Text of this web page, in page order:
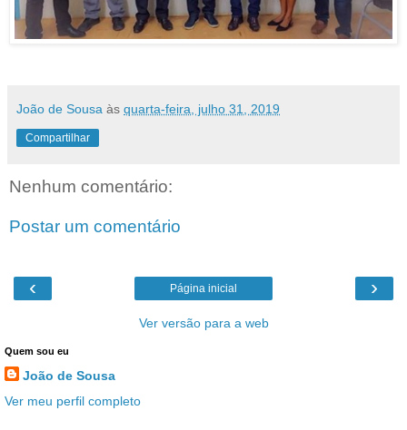
João de Sousa às quarta-feira, julho 31, 2019
Compartilhar
Nenhum comentário:
Postar um comentário
‹ ›
Página inicial
Ver versão para a web
Quem sou eu
João de Sousa
Ver meu perfil completo